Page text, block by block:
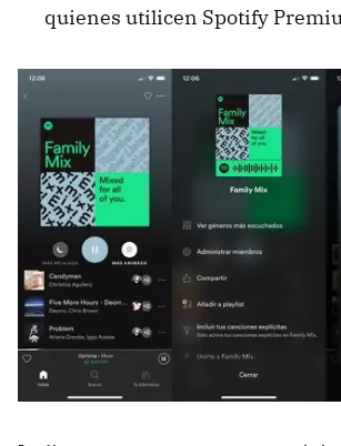
quienes utilicen Spotify